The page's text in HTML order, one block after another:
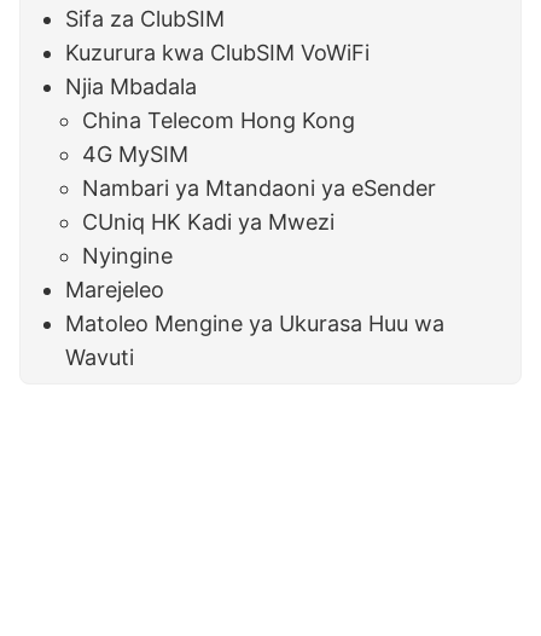
Sifa za ClubSIM
Kuzurura kwa ClubSIM VoWiFi
Njia Mbadala
China Telecom Hong Kong
4G MySIM
Nambari ya Mtandaoni ya eSender
CUniq HK Kadi ya Mwezi
Nyingine
Marejeleo
Matoleo Mengine ya Ukurasa Huu wa
Wavuti